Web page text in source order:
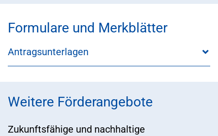
Formulare und Merkblätter
Antragsunterlagen
Weitere Förderangebote
Zukunftsfähige und nachhaltige